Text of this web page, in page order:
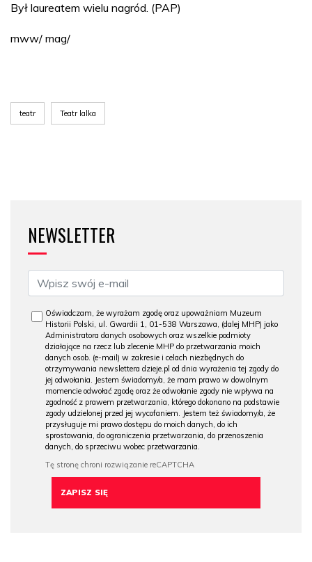
Był laureatem wielu nagród. (PAP)
mww/ mag/
teatr Teatr lalka
NEWSLETTER
Oświadczam, że wyrażam zgodę oraz upoważniam Muzeum
Historii Polski, ul. Gwardii 1, 01-538 Warszawa, (dalej MHP) jako
Administratora danych osobowych oraz wszelkie podmioty
działające na rzecz lub zlecenie MHP do przetwarzania moich
danych osob. (e-mail) w zakresie i celach niezbędnych do
otrzymywania newslettera dzieje.pl od dnia wyrażenia tej zgody do
jej odwołania. Jestem świadomy/a, że mam prawo w dowolnym
momencie odwołać zgodę oraz że odwołanie zgody nie wpływa na
zgodność z prawem przetwarzania, którego dokonano na podstawie
zgody udzielonej przed jej wycofaniem. Jestem też świadomy/a, że
przysługuje mi prawo dostępu do moich danych, do ich
sprostowania, do ograniczenia przetwarzania, do przenoszenia
danych, do sprzeciwu wobec przetwarzania.